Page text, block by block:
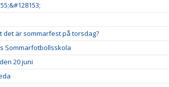
det är sommarfest på torsdag?
Sommarfotbollsskola
20 juni